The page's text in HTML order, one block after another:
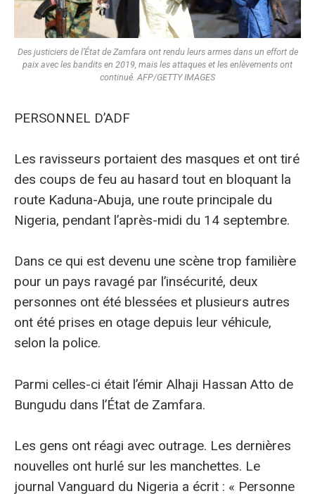
Des justiciers de l’État de Zamfara ont rendu leurs armes dans un effort de
paix avec les bandits en 2019, mais les attaques et les enlèvements ont
continué. AFP/GETTY IMAGES
PERSONNEL D’ADF
Les ravisseurs portaient des masques et ont tiré
des coups de feu au hasard tout en bloquant la
route Kaduna-Abuja, une route principale du
Nigeria, pendant l’après-midi du 14 septembre.
Dans ce qui est devenu une scène trop familière
pour un pays ravagé par l’insécurité, deux
personnes ont été blessées et plusieurs autres
ont été prises en otage depuis leur véhicule,
selon la police.
Parmi celles-ci était l’émir Alhaji Hassan Atto de
Bungudu dans l’État de Zamfara.
Les gens ont réagi avec outrage. Les dernières
nouvelles ont hurlé sur les manchettes. Le
journal Vanguard du Nigeria a écrit : « Personne